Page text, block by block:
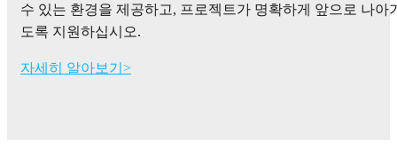
수 있는 환경을 제공하고, 프로젝트가 명확하게 앞으로 나아
도록 지원하십시오.
자세히 알아보기>